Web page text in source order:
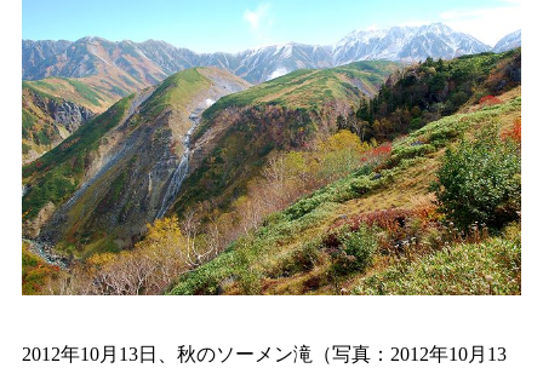
2012年10月13日、秋のソーメン滝（写真：2012年10月13